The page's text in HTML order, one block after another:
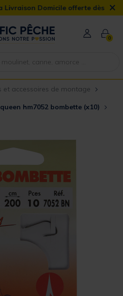
Domicile offerte dès 90€ ×
0
et accessoires de montage
hm7052 bombette (x10)